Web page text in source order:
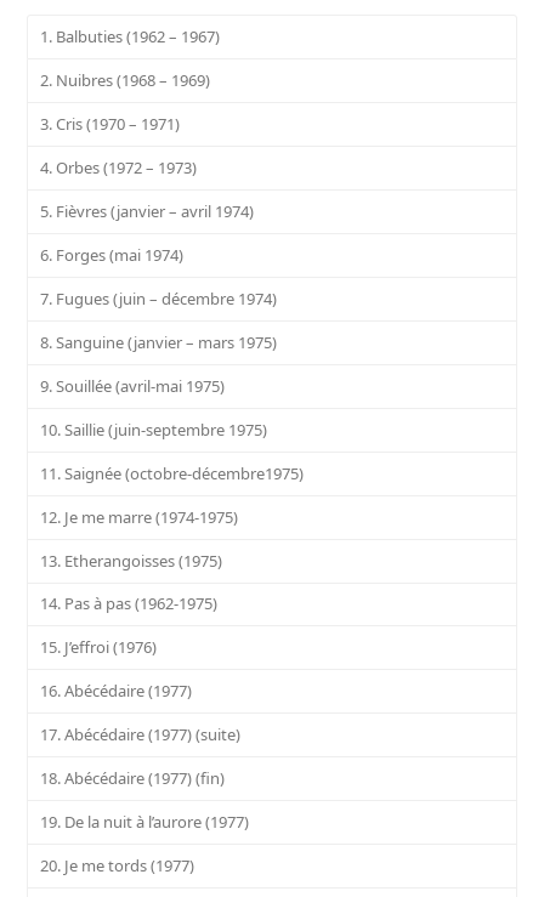
1. Balbuties (1962 – 1967)
2. Nuibres (1968 – 1969)
3. Cris (1970 – 1971)
4. Orbes (1972 – 1973)
5. Fièvres (janvier – avril 1974)
6. Forges (mai 1974)
7. Fugues (juin – décembre 1974)
8. Sanguine (janvier – mars 1975)
9. Souillée (avril-mai 1975)
10. Saillie (juin-septembre 1975)
11. Saignée (octobre-décembre1975)
12. Je me marre (1974-1975)
13. Etherangoisses (1975)
14. Pas à pas (1962-1975)
15. J’effroi (1976)
16. Abécédaire (1977)
17. Abécédaire (1977) (suite)
18. Abécédaire (1977) (fin)
19. De la nuit à l’aurore (1977)
20. Je me tords (1977)